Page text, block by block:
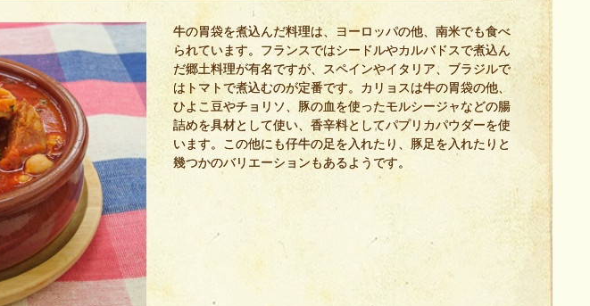
牛の胃袋を煮込んだ料理は、ヨーロッパの他、南米でも食べ
られています。フランスではシードルやカルバドスで煮込ん
だ郷土料理が有名ですが、スペインやイタリア、ブラジルで
はトマトで煮込むのが定番です。カリョスは牛の胃袋の他、
ひよこ豆やチョリソ、豚の血を使ったモルシージャなどの腸
詰めを具材として使い、香辛料としてパプリカパウダーを使
います。この他にも仔牛の足を入れたり、豚足を入れたりと
幾つかのバリエーションもあるようです。